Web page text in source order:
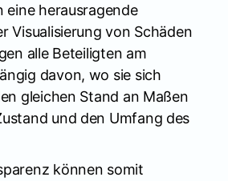
eine herausragende
Visualisierung von Schäden
alle Beteiligten am
davon, wo sie sich
gleichen Stand an Maßen
und den Umfang des
können somit